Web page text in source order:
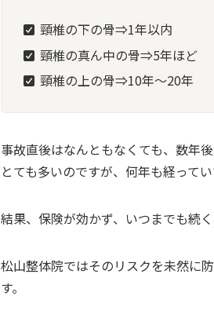
頸椎の下の骨⇒1年以内
頸椎の真ん中の骨⇒5年ほど
頸椎の上の骨⇒10年～20年
事故直後はなんともなくても、数年
とても多いのですが、何年も経って
結果、保険が効かず、いつまでも続
松山整体院ではそのリスクを未然に
す。